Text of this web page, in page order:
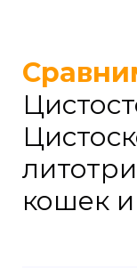
кошек и